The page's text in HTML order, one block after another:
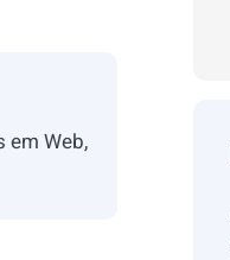
em Web,